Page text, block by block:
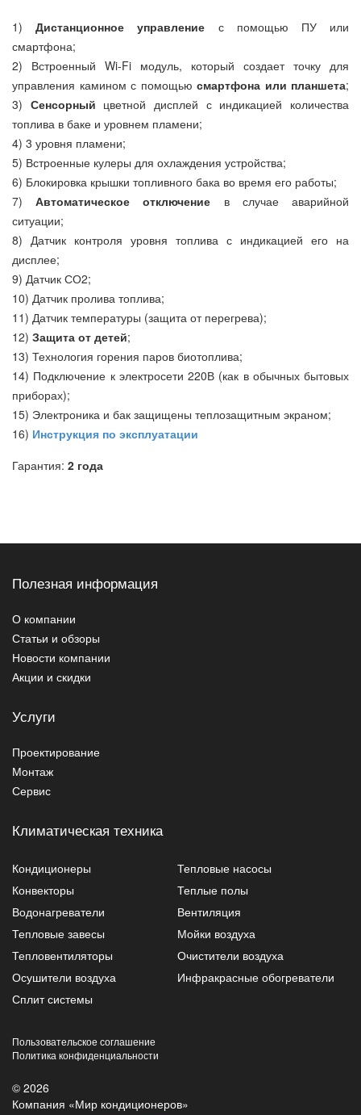
1)Дистанционное управление с помощью ПУ или
смартфона;
2) Встроенный Wi-Fi модуль, который создает точку для
управления камином с помощью смартфона или планшета;
3) Сенсорный цветной дисплей с индикацией количества
топлива в баке и уровнем пламени;
4) 3 уровня пламени;
5) Встроенные кулеры для охлаждения устройства;
6) Блокировка крышки топливного бака во время его работы;
7)Автоматическое отключение в случае аварийной
ситуации;
8) Датчик контроля уровня топлива с индикацией его на
дисплее;
9) Датчик СО2;
10) Датчик пролива топлива;
11) Датчик температуры (защита от перегрева);
12) Защита от детей;
13) Технология горения паров биотоплива;
14) Подключение к электросети 220В (как в обычных бытовых
приборах);
15) Электроника и бак защищены теплозащитным экраном;
16) Инструкция по эксплуатации
Гарантия: 2 года
Полезная информация
О компании
Статьи и обзоры
Новости компании
Акции и скидки
Услуги
Проектирование
Монтаж
Сервис
Климатическая техника
Кондиционеры
Тепловые насосы
Конвекторы
Теплые полы
Водонагреватели
Вентиляция
Тепловые завесы
Мойки воздуха
Тепловентиляторы
Очистители воздуха
Осушители воздуха
Инфракрасные обогреватели
Сплит системы
Пользовательское соглашение
Политика конфиденциальности
© 2026
Компания «Мир кондиционеров»